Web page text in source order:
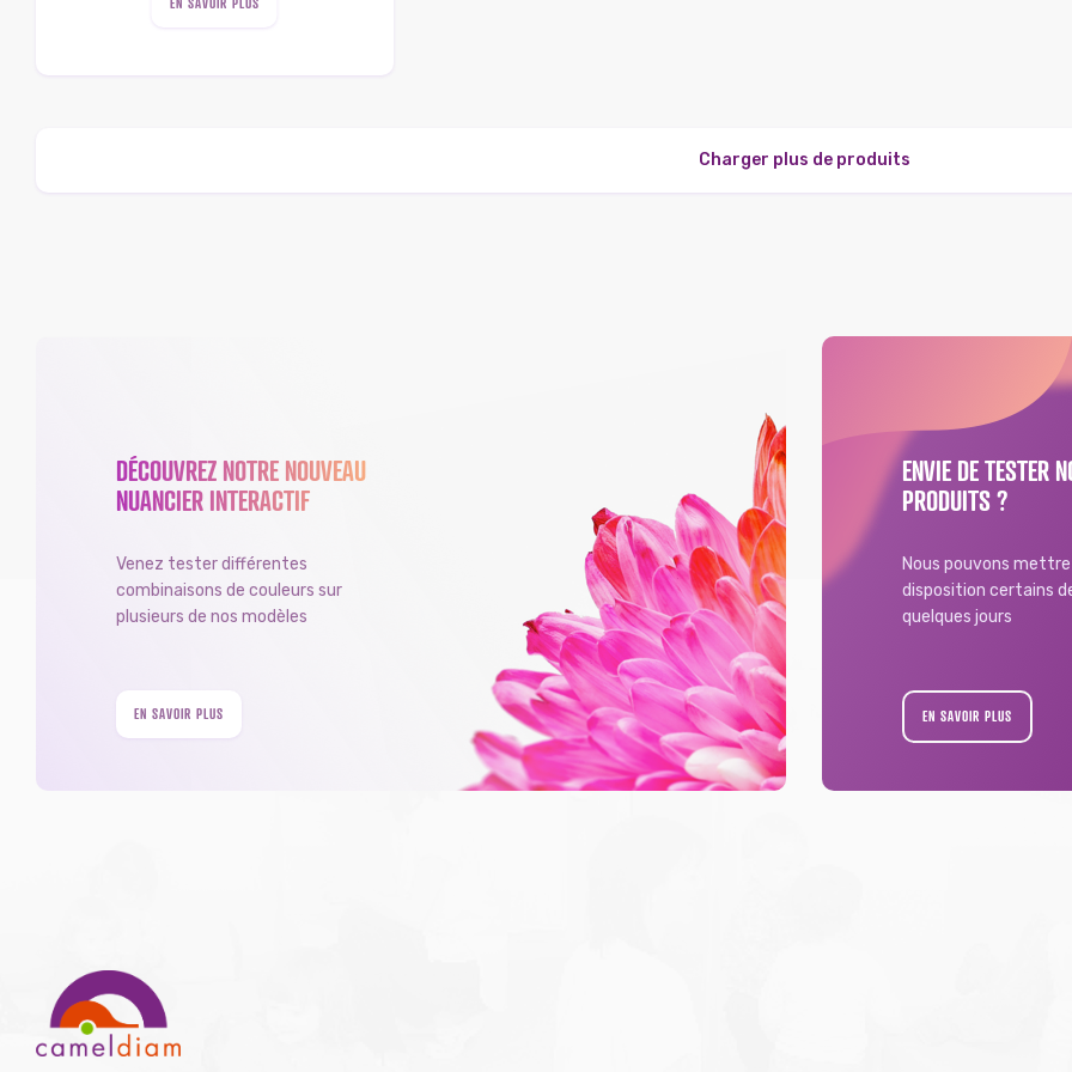
Charger plus de produits
DÉCOUVREZ NOTRE NOUVEAU
NUANCIER INTERACTIF
Venez tester différentes
combinaisons de couleurs sur
plusieurs de nos modèles
EN SAVOIR PLUS
ENVIE DE TESTER
PRODUITS ?
Nous pouvons
disposition certains
quelques jours
EN SAVOIR PLUS